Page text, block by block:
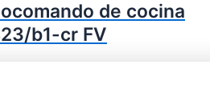
de cocina
b1-cr FV